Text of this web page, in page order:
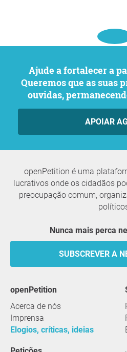
Ajude a fortalecer a participação cívica.
Queremos que as suas
ouvidas,
APOIAR
openPetition é uma
lucrativos onde os cidadãos
preocupação comum,
Nunca mais perca
SUBSCREVER A
openPetition
Acerca de nós
Imprensa
Elogios, críticas, ideias